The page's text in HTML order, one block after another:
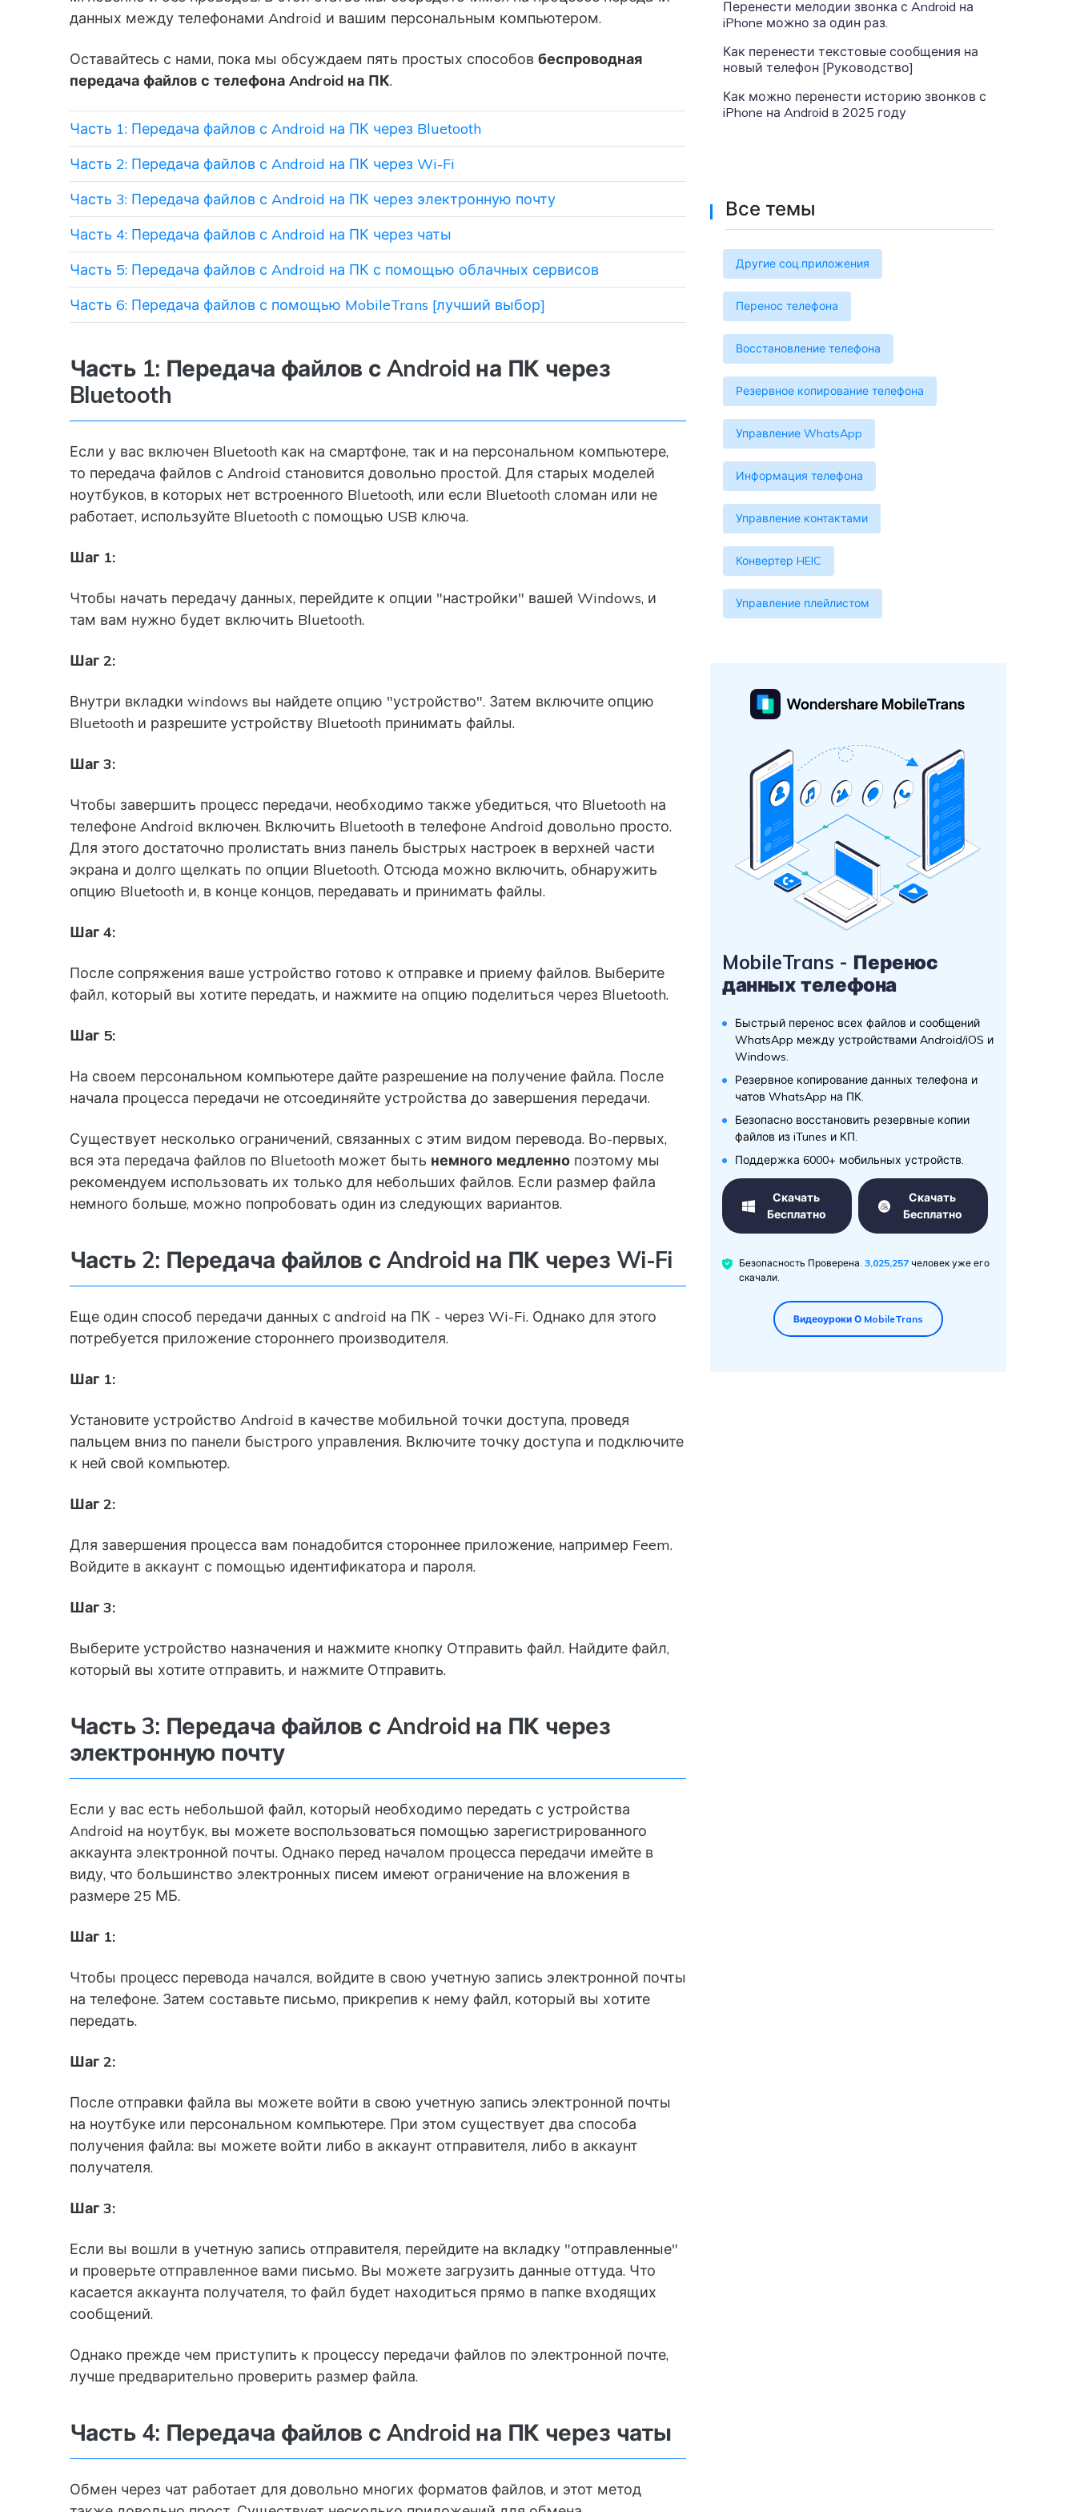
и восстановление
копии для 18+ типов данных
и данных WhatsApp на ПК.
С легкостью
восстанавливайте
резервные копии.
плейлисты с одного
Знали ли вы, что iCloud можно использовать
для передачи данных смартфона?
Советы по передаче данных iTunes Больше событий
Присоединяйтесь к конкурсам и
бесплатную лицензию MobileTrans,
смартфоны и подарочные карты!
данных между телефонами Android и вашим персональным компьютером.
Оставайтесь с нами, пока мы обсуждаем пять простых способов беспроводная
передача файлов с телефона Android на ПК.
Часть 1: Передача файлов с Android на ПК через Bluetooth
Часть 2: Передача файлов с Android на ПК через Wi-Fi
Часть 3: Передача файлов с Android на ПК через электронную почту
Часть 4: Передача файлов с Android на ПК через чаты
Часть 5: Передача файлов с Android на ПК с помощью облачных сервисов
Часть 6: Передача файлов с помощью MobileTrans [лучший выбор]
Часть 1: Передача файлов с Android на ПК через
Bluetooth
Если у вас включен Bluetooth как на смартфоне, так и на персональном компьютере,
то передача файлов с Android становится довольно простой. Для старых моделей
ноутбуков, в которых нет встроенного Bluetooth, или если Bluetooth сломан или не
работает, используйте Bluetooth с помощью USB ключа.
Шаг 1:
Чтобы начать передачу данных, перейдите к опции "настройки" вашей Windows, и
там вам нужно будет включить Bluetooth.
Шаг 2:
Внутри вкладки windows вы найдете опцию "устройство". Затем включите опцию
Bluetooth и разрешите устройству Bluetooth принимать файлы.
Шаг 3:
Чтобы завершить процесс передачи, необходимо также убедиться, что Bluetooth на
телефоне Android включен. Включить Bluetooth в телефоне Android довольно просто.
Для этого достаточно пролистать вниз панель быстрых настроек в верхней части
экрана и долго щелкать по опции Bluetooth. Отсюда можно включить, обнаружить
опцию Bluetooth и, в конце концов, передавать и принимать файлы.
Шаг 4:
После сопряжения ваше устройство готово к отправке и приему файлов. Выберите
файл, который вы хотите передать, и нажмите на опцию поделиться через Bluetooth.
Шаг 5:
На своем персональном компьютере дайте разрешение на получение файла. После
начала процесса передачи не отсоединяйте устройства до завершения передачи.
Существует несколько ограничений, связанных с этим видом перевода. Во-первых,
вся эта передача файлов по Bluetooth может быть немного медленно поэтому мы
рекомендуем использовать их только для небольших файлов. Если размер файла
немного больше, можно попробовать один из следующих вариантов.
Часть 2: Передача файлов с Android на ПК через Wi-Fi
Еще один способ передачи данных с android на ПК - через Wi-Fi. Однако для этого
потребуется приложение стороннего производителя.
Шаг 1:
Установите устройство Android в качестве мобильной точки доступа, проведя
пальцем вниз по панели быстрого управления. Включите точку доступа и подключите
к ней свой компьютер.
Шаг 2:
Для завершения процесса вам понадобится стороннее приложение, например Feem.
Войдите в аккаунт с помощью идентификатора и пароля.
Шаг 3:
Выберите устройство назначения и нажмите кнопку Отправить файл. Найдите файл,
который вы хотите отправить, и нажмите Отправить.
Часть 3: Передача файлов с Android на ПК через
электронную почту
Если у вас есть небольшой файл, который необходимо передать с устройства
Android на ноутбук, вы можете воспользоваться помощью зарегистрированного
аккаунта электронной почты. Однако перед началом процесса передачи имейте в
виду, что большинство электронных писем имеют ограничение на вложения в
размере 25 МБ.
Шаг 1:
Чтобы процесс перевода начался, войдите в свою учетную запись электронной почты
на телефоне. Затем составьте письмо, прикрепив к нему файл, который вы хотите
передать.
Шаг 2:
После отправки файла вы можете войти в свою учетную запись электронной почты
на ноутбуке или персональном компьютере. При этом существует два способа
получения файла: вы можете войти либо в аккаунт отправителя, либо в аккаунт
получателя.
Шаг 3:
Если вы вошли в учетную запись отправителя, перейдите на вкладку "отправленные"
и проверьте отправленное вами письмо. Вы можете загрузить данные оттуда. Что
касается аккаунта получателя, то файл будет находиться прямо в папке входящих
сообщений.
Однако прежде чем приступить к процессу передачи файлов по электронной почте,
лучше предварительно проверить размер файла.
Часть 4: Передача файлов с Android на ПК через чаты
Обмен через чат работает для довольно многих форматов файлов, и этот метод
Перенести мелодии звонка с Android на
iPhone можно за один раз.
Как перенести текстовые сообщения на
новый телефон [Руководство]
Как можно перенести историю звонков с
iPhone на Android в 2025 году
Все темы
Другие соц.приложения
Перенос телефона
Восстановление телефона
Резервное копирование телефона
Управление WhatsApp
Информация телефона
Управление контактами
Конвертер HEIC
Управление плейлистом
MobileTrans - Перенос
данных телефона
Быстрый перенос всех файлов и сообщений
WhatsApp между устройствами Android/iOS и
Windows.
Резервное копирование данных телефона и
чатов WhatsApp на ПК.
Безопасно восстановить резервные копии
файлов из iTunes и КП.
Поддержка 6000+ мобильных устройств.
Скачать
Бесплатно
Скачать
Бесплатно
Безопасность Проверена. 3,025,260 человек уже его
скачали.
Видеоуроки О MobileTrans